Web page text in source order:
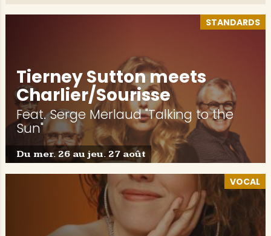
STANDARDS
Tierney Sutton meets
Charlier/Sourisse
Feat. Serge Merlaud "Talking to the
Sun"
Du mer. 26 au jeu. 27 août
VOCAL